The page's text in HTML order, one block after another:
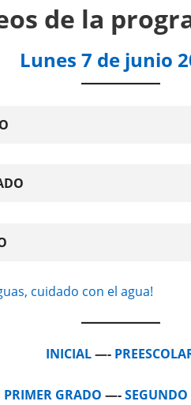
de la
Lunes 7 de junio
cuidado con el agua!
INICIAL—-
PRIMER GRADO —-